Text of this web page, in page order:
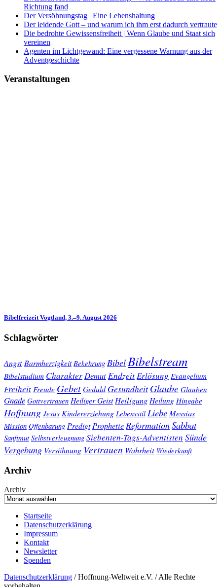
Richtung fand
Der Versöhnungstag | Eine Lebenshaltung
Der leidende Gott – und warum ich ihm erst dadurch vertraute
Die bedrohte Gewissensfreiheit | Wenn Glaube und Staat sich
vereinen
Agenten im Lichtgewand: Eine vergessene Warnung aus der
Adventgeschichte
Veranstaltungen
Bibelfreizeit Vogtland, 3.–9. August 2026
Schlagwörter
Angst Barmherzigkeit Bekehrung BibelBibelstream
Bibelstudium Charakter DemutEndzeitErlösung Evangelium
Freiheit Freude GebetGeduld Gesundheit Glaube Glauben
Gnade Gottvertrauen Heiliger Geist Heiligung Heilung Hingabe
Hoffnung Jesus Kindererziehung Lebensstil Liebe Messias
Mission Offenbarung Predigt ProphetieReformationSabbat
Sanftmut Selbstverleugnung Siebenten-Tags-Adventisten Sünde
Vergebung Versöhnung Vertrauen Wahrheit Wiederkunft
Archiv
Archiv
Startseite
Datenschutzerklärung
Impressum
Kontakt
Newsletter
Spenden
Datenschutzerklärung / Hoffnung-Weltweit e.V. / Alle Rechte